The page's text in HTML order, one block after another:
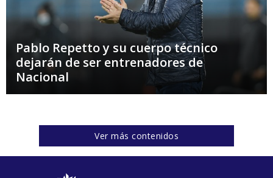
Pablo Repetto y su cuerpo técnico
dejarán de ser entrenadores de
Nacional
Ver más contenidos